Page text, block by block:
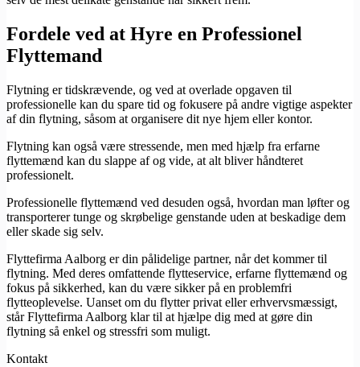
Fordele ved at Hyre en Professionel
Flyttemand
Flytning er tidskrævende, og ved at overlade opgaven til
professionelle kan du spare tid og fokusere på andre vigtige aspekter
af din flytning, såsom at organisere dit nye hjem eller kontor.
Flytning kan også være stressende, men med hjælp fra erfarne
flyttemænd kan du slappe af og vide, at alt bliver håndteret
professionelt.
Professionelle flyttemænd ved desuden også, hvordan man løfter og
transporterer tunge og skrøbelige genstande uden at beskadige dem
eller skade sig selv.
Flyttefirma Aalborg er din pålidelige partner, når det kommer til
flytning. Med deres omfattende flytteservice, erfarne flyttemænd og
fokus på sikkerhed, kan du være sikker på en problemfri
flytteoplevelse. Uanset om du flytter privat eller erhvervsmæssigt,
står Flyttefirma Aalborg klar til at hjælpe dig med at gøre din
flytning så enkel og stressfri som muligt.
Kontakt